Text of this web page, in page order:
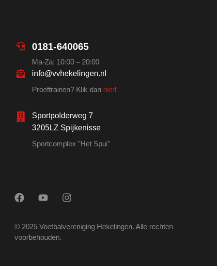
0181-640065
Ma-Za: 10:00 – 20:00
info@vvhekelingen.nl
Proeftrainen? Klik dan hier!
Sportpolderweg 7
3205LZ Spijkenisse
Sportcomplex "Het Spui"
© 2025 Voetbalvereniging Hekelingen. Alle rechten
voorbehouden.